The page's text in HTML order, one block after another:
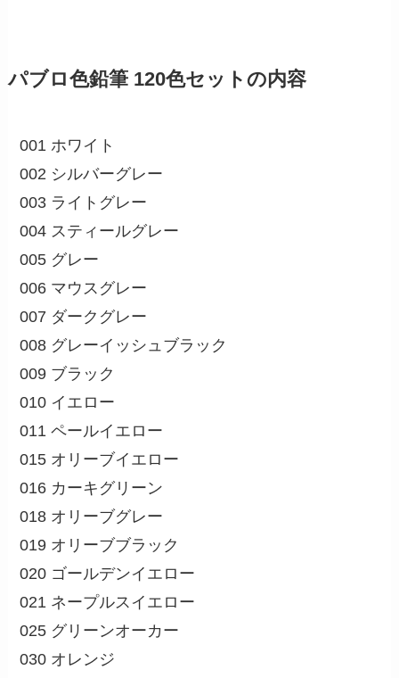
パブロ色鉛筆 120色セットの内容
001 ホワイト
002 シルバーグレー
003 ライトグレー
004 スティールグレー
005 グレー
006 マウスグレー
007 ダークグレー
008 グレーイッシュブラック
009 ブラック
010 イエロー
011 ペールイエロー
015 オリーブイエロー
016 カーキグリーン
018 オリーブグレー
019 オリーブブラック
020 ゴールデンイエロー
021 ネープルスイエロー
025 グリーンオーカー
030 オレンジ